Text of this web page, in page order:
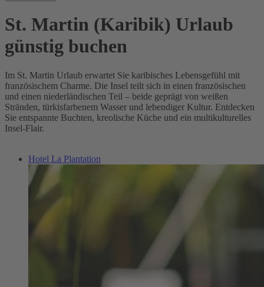
St. Martin (Karibik) Urlaub
günstig buchen
Im St. Martin Urlaub erwartet Sie karibisches Lebensgefühl mit
französischem Charme. Die Insel teilt sich in einen französischen
und einen niederländischen Teil – beide geprägt von weißen
Stränden, türkisfarbenem Wasser und lebendiger Kultur. Entdecken
Sie entspannte Buchten, kreolische Küche und ein multikulturelles
Insel-Flair.
Hotel La Plantation